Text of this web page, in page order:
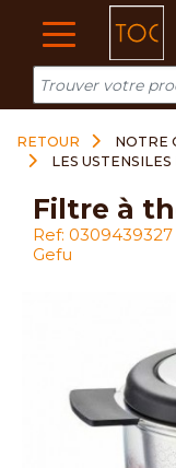
RETOUR NOTRE
LES
filtre à
Ref: 0309439327
Gefu
Cookies management